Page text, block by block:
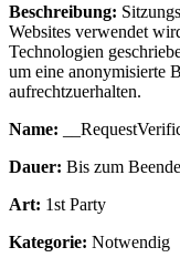
Beschreibung:
Websites verwendet
Technologien
um eine anonymisierte
aufrechtzuerhalten.
Name:
Dauer: Bis zum
Art: 1st Party
Kategorie: Notwendig